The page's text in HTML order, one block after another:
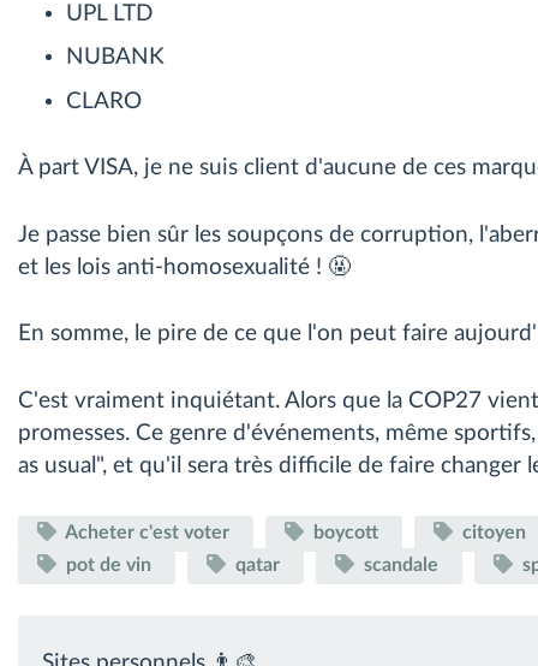
UPL LTD
NUBANK
CLARO
À part VISA, je ne suis client d'aucune de ces
Je passe bien sûr les soupçons de corruption,
et les lois anti-homosexualité ! 🤬
En somme, le pire de ce que l'on peut faire
C'est vraiment inquiétant. Alors que la COP27
promesses. Ce genre d'événements, même
as usual", et qu'il sera très difficile de faire changer
Acheter c'est voter boycott
citoyen
pot de vin
qatar scandale